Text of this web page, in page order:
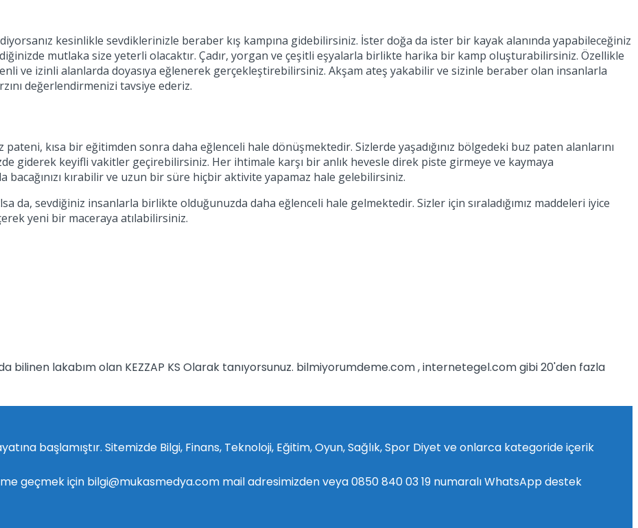
diyorsanız kesinlikle sevdiklerinizle beraber kış kampına gidebilirsiniz. İster doğa da ister bir kayak alanında yapabileceğiniz
mutlaka size yeterli olacaktır. Çadır, yorgan ve çeşitli eşyalarla birlikte harika bir kamp oluşturabilirsiniz. Özellikle
ve izinli alanlarda doyasıya eğlenerek gerçekleştirebilirsiniz. Akşam ateş yakabilir ve sizinle beraber olan insanlarla
değerlendirmenizi tavsiye ederiz.
kısa bir eğitimden sonra daha eğlenceli hale dönüşmektedir. Sizlerde yaşadığınız bölgedeki buz paten alanlarını
giderek keyifli vakitler geçirebilirsiniz. Her ihtimale karşı bir anlık hevesle direk piste girmeye ve kaymaya
bacağınızı kırabilir ve uzun bir süre hiçbir aktivite yapamaz hale gelebilirsiniz.
da, sevdiğiniz insanlarla birlikte olduğunuzda daha eğlenceli hale gelmektedir. Sizler için sıraladığımız maddeleri iyice
yeni bir maceraya atılabilirsiniz.
bilinen lakabım olan KEZZAP KS Olarak tanıyorsunuz. bilmiyorumdeme.com , internetegel.com gibi 20'den fazla
başlamıştır. Sitemizde Bilgi, Finans, Teknoloji, Eğitim, Oyun, Sağlık, Spor Diyet ve onlarca kategoride içerik
geçmek için bilgi@mukasmedya.com mail adresimizden veya 0850 840 03 19 numaralı WhatsApp destek